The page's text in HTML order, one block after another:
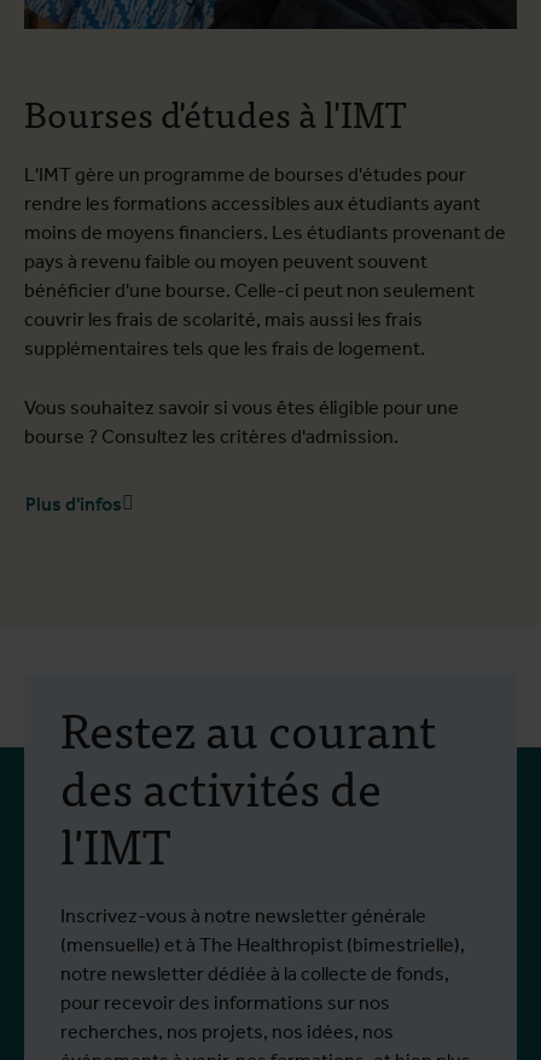
Bourses d'études à l'IMT
L'IMT gère un programme de bourses d'études pour
rendre les formations accessibles aux étudiants ayant
moins de moyens financiers. Les étudiants provenant de
pays à revenu faible ou moyen peuvent souvent
bénéficier d'une bourse. Celle-ci peut non seulement
couvrir les frais de scolarité, mais aussi les frais
supplémentaires tels que les frais de logement.
Vous souhaitez savoir si vous êtes éligible pour une
bourse ? Consultez les critères d'admission.
Plus d'infos
Restez au courant
des activités de
l'IMT
Inscrivez-vous à notre newsletter générale
(mensuelle) et à The Healthropist (bimestrielle),
notre newsletter dédiée à la collecte de fonds,
pour recevoir des informations sur nos
recherches, nos projets, nos idées, nos